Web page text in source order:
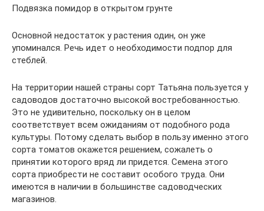
Подвязка помидор в открытом грунте
Основной недостаток у растения один, он уже
упоминался. Речь идет о необходимости подпор для
стеблей.
На территории нашей страны сорт Татьяна пользуется у
садоводов достаточно высокой востребованностью.
Это не удивительно, поскольку он в целом
соответствует всем ожиданиям от подобного рода
культуры. Потому сделать выбор в пользу именно этого
сорта томатов окажется решением, сожалеть о
принятии которого вряд ли придется. Семена этого
сорта приобрести не составит особого труда. Они
имеются в наличии в большинстве садоводческих
магазинов.